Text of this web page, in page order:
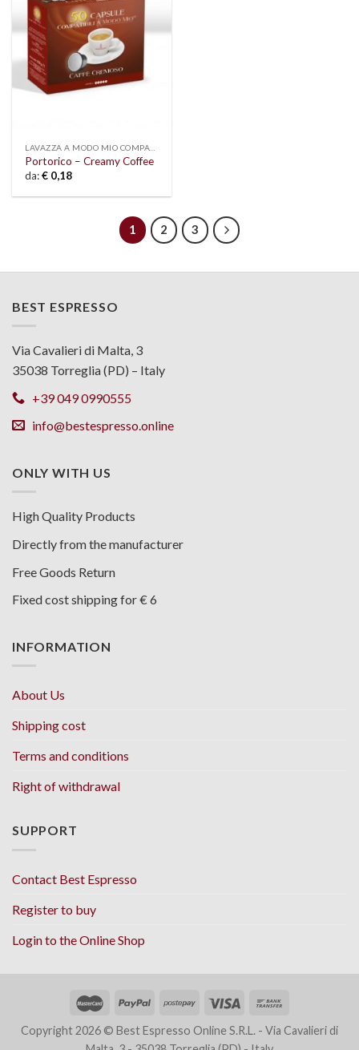
LAVAZZA A MODO MIO COMPATIBLE
Portorico – Creamy Coffee
da:€ 0,18
1 2 3
BEST ESPRESSO
Via Cavalieri di Malta, 3
35038 Torreglia (PD) – Italy
+39 049 0990555
info@bestespresso.online
ONLY WITH US
High Quality Products
Directly from the manufacturer
Free Goods Return
Fixed cost shipping for € 6
INFORMATION
About Us
Shipping cost
Terms and conditions
Right of withdrawal
SUPPORT
Contact Best Espresso
Register to buy
Login to the Online Shop
Copyright 2026 © Best Espresso Online S.R.L. - Via Cavalieri di